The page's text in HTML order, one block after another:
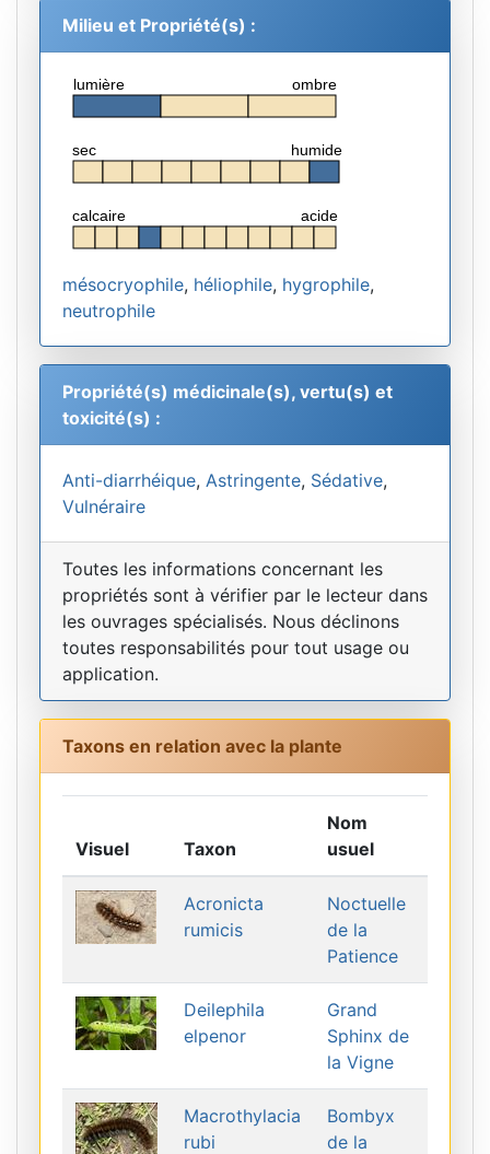
Milieu et Propriété(s) :
ombre
lumière
humide
sec
acide
calcaire
mésocryophile, héliophile, hygrophile,
neutrophile
Propriété(s) médicinale(s), vertu(s) et
toxicité(s) :
Anti-diarrhéique, Astringente, Sédative,
Vulnéraire
Toutes les informations concernant les
propriétés sont à vérifier par le lecteur dans
les ouvrages spécialisés. Nous déclinons
toutes responsabilités pour tout usage ou
application.
Taxons en relation avec la plante
Visuel Taxon
Nom
usuel
Acronicta
rumicis
Noctuelle
de la
Patience
Deilephila
elpenor
Grand
Sphinx de
la Vigne
Macrothylacia
rubi
Bombyx
de la